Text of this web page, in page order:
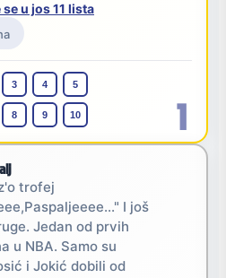
1
u jos 11 lista
3 4 5
8 9 10
trofej
I još
Jedan od prvih
u NBA. Samo su
i Jokić dobili od